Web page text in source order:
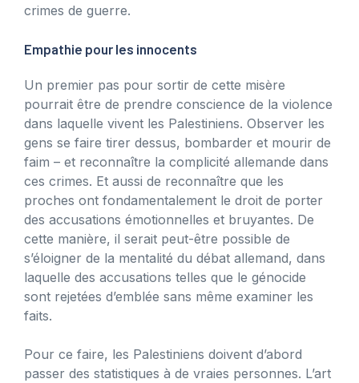
crimes de guerre.
Empathie pour les innocents
Un premier pas pour sortir de cette misère
pourrait être de prendre conscience de la violence
dans laquelle vivent les Palestiniens. Observer les
gens se faire tirer dessus, bombarder et mourir de
faim – et reconnaître la complicité allemande dans
ces crimes. Et aussi de reconnaître que les
proches ont fondamentalement le droit de porter
des accusations émotionnelles et bruyantes. De
cette manière, il serait peut-être possible de
s’éloigner de la mentalité du débat allemand, dans
laquelle des accusations telles que le génocide
sont rejetées d’emblée sans même examiner les
faits.
Pour ce faire, les Palestiniens doivent d’abord
passer des statistiques à de vraies personnes. L’art